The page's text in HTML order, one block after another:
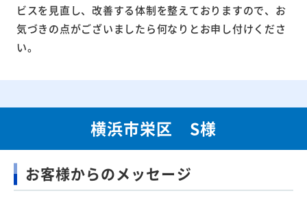
ビスを見直し、改善する体制を整えておりますので、お
気づきの点がございましたら何なりとお申し付けくださ
い。
横浜市栄区 S様
お客様からのメッセージ